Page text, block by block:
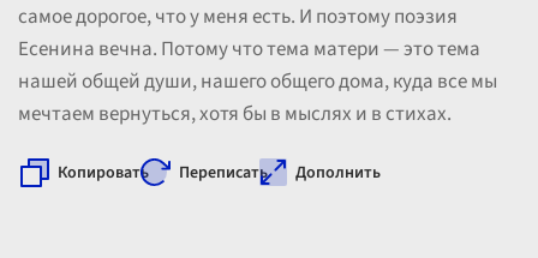
самое дорогое, что у меня есть. И поэтому поэзия
Есенина вечна. Потому что тема матери — это тема
нашей общей души, нашего общего дома, куда все мы
мечтаем вернуться, хотя бы в мыслях и в стихах.
Копировать Переписать Дополнить